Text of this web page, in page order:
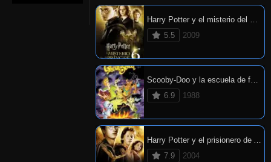
Harry Potter y el misterio del príncipe
5.5
2009
Scooby-Doo y la escuela de fantasmas
6.9
1988
Harry Potter y el prisionero de Azkaban
7.9
2004